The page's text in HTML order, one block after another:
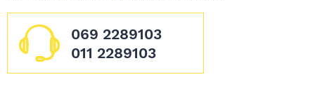
069 2289103
011 2289103